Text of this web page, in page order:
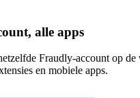
alle apps
Fraudly-account op de
en mobiele apps.